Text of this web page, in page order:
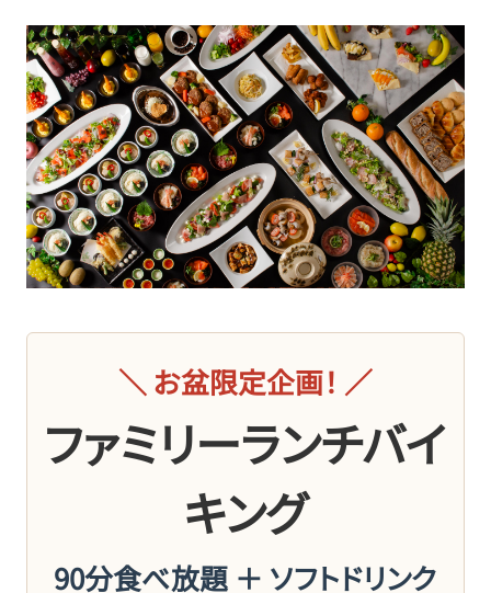
＼ お盆限定企画！ ／
ファミリーランチバイ
キング
90分食べ放題 ＋ ソフトドリンク